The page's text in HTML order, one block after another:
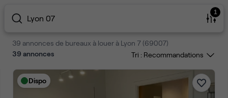
Lyon 07
1
39 annonces de bureaux à louer à Lyon 7 (69007)
39 annonces Tri :
Dispo